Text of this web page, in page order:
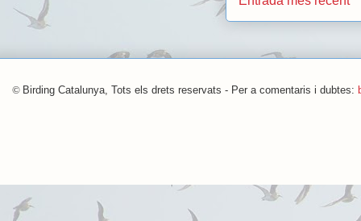
© Birding Catalunya, Tots els drets reservats - Per a comentaris i dubtes: